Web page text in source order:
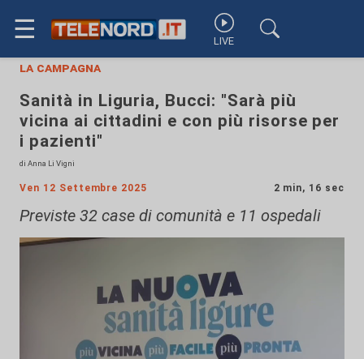
☰ LIVE
la campagna
Sanità in Liguria, Bucci: "Sarà più
vicina ai cittadini e con più risorse per
i pazienti"
di Anna Li Vigni
Ven 12 Settembre 2025 2 min, 16 sec
Previste 32 case di comunità e 11 ospedali